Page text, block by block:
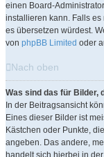
einen Board-
installieren kann. Falls
es übersetzen würdest.
von phpBB Limited oder
Nach oben
Was sind das für Bilder,
In der Beitragsansicht
Eines dieser Bilder ist
Kästchen oder Punkte,
angeben. Das andere,
handelt sich hierbei in